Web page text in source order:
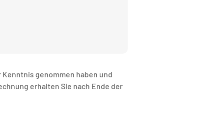
Kenntnis genommen haben und